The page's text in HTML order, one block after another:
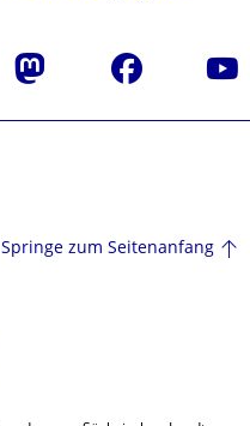
Mastodon Facebook
Springe zum Seitenanfang